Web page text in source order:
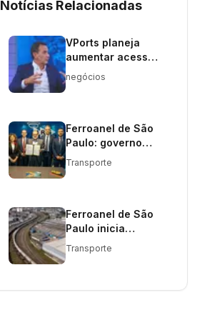
Notícias Relacionadas
VPorts planeja
aumentar acesso
portuário no
Espírito Santo
negócios
Ferroanel de São
Paulo: governo
avança em projeto
ferroviário crucial
Transporte
Ferroanel de São
Paulo inicia
estudos com MRS
Logística
Transporte